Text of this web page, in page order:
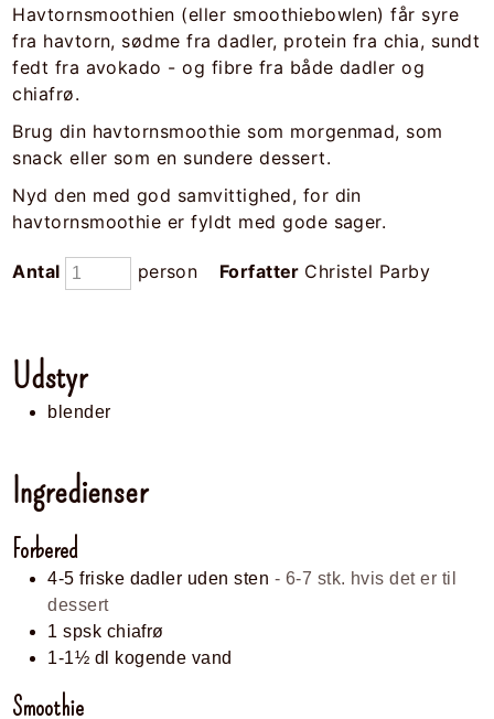
Havtornsmoothien (eller smoothiebowlen) får syre
fra havtorn, sødme fra dadler, protein fra chia, sundt
fedt fra avokado - og fibre fra både dadler og
chiafrø.
Brug din havtornsmoothie som morgenmad, som
snack eller som en sundere dessert.
Nyd den med god samvittighed, for din
havtornsmoothie er fyldt med gode sager.
Antal person Forfatter Christel Parby
Udstyr
blender
Ingredienser
Forbered
4-5 friske dadler uden sten - 6-7 stk. hvis det er til
dessert
1 spsk chiafrø
1-1½ dl kogende vand
Smoothie